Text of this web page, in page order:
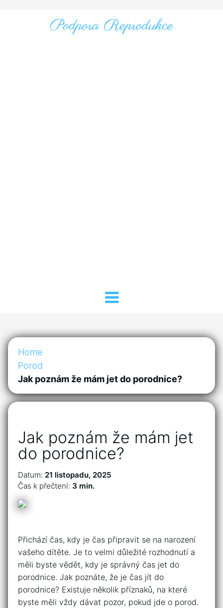
Home
Porod
Jak poznám že mám jet do porodnice?
Jak poznám že mám jet
do porodnice?
Datum: 21 listopadu, 2025
Čas k přečtení: 3 min.
Přichází čas, kdy je čas připravit se na narození
vašeho dítěte. Je to velmi důležité rozhodnutí a
měli byste vědět, kdy je správný čas jet do
porodnice. Jak poznáte, že je čas jít do
porodnice? Existuje několik příznaků, na které
byste měli vždy dávat pozor, pokud jde o porod.